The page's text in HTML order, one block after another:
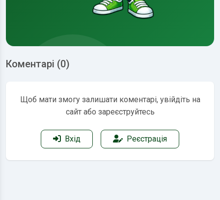
Коментарі (0)
Щоб мати змогу залишати коментарі, увійдіть на
сайт або зареєструйтесь
Вхід Реєстрація